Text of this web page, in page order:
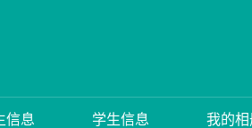
信息 学生信息 我的相